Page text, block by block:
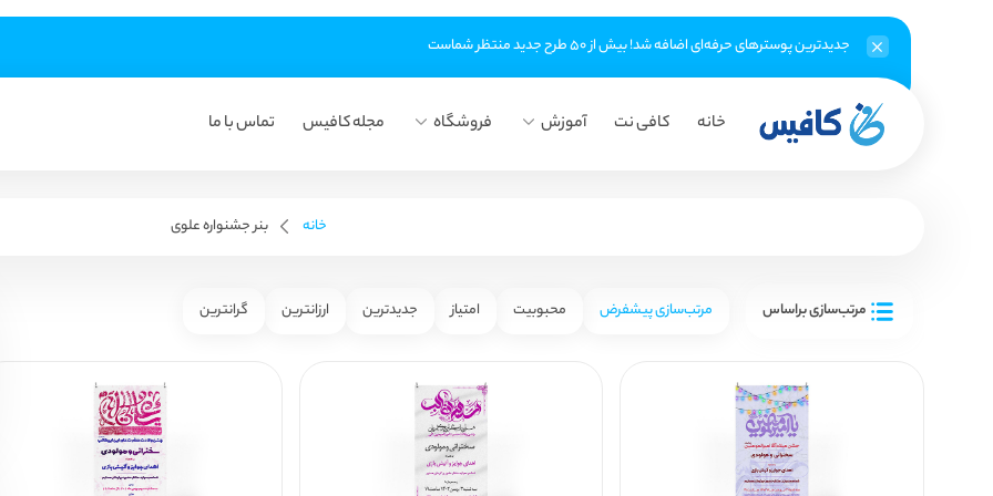
جدیدترین پوسترهای حرفه‌ای اضافه شد! بیش از ۵۰ طرح جدید منتظر شماست
خانه کافی نت آموزش فروشگاه مجله کافیس تماس با ما
خانه بنر جشنواره علوی
مرتب‌سازی براساس مرتب‌سازی پیشفرض محبوبیت امتیاز جدیدترین ارزانترین گرانترین